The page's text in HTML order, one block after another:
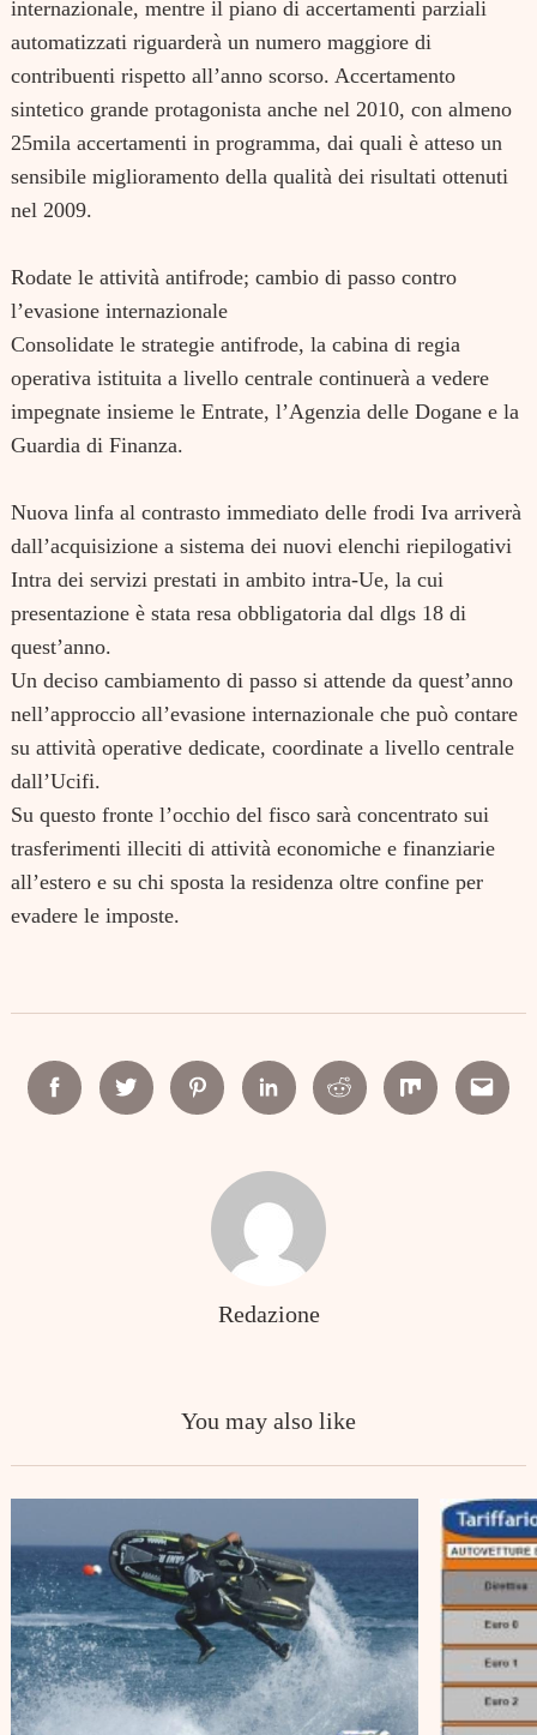
internazionale, mentre il piano di accertamenti parziali
automatizzati riguarderà un numero maggiore di
contribuenti rispetto all’anno scorso. Accertamento
sintetico grande protagonista anche nel 2010, con almeno
25mila accertamenti in programma, dai quali è atteso un
sensibile miglioramento della qualità dei risultati ottenuti
nel 2009.
Rodate le attività antifrode; cambio di passo contro
l’evasione internazionale
Consolidate le strategie antifrode, la cabina di regia
operativa istituita a livello centrale continuerà a vedere
impegnate insieme le Entrate, l’Agenzia delle Dogane e la
Guardia di Finanza.
Nuova linfa al contrasto immediato delle frodi Iva arriverà
dall’acquisizione a sistema dei nuovi elenchi riepilogativi
Intra dei servizi prestati in ambito intra-Ue, la cui
presentazione è stata resa obbligatoria dal dlgs 18 di
quest’anno.
Un deciso cambiamento di passo si attende da quest’anno
nell’approccio all’evasione internazionale che può contare
su attività operative dedicate, coordinate a livello centrale
dall’Ucifi.
Su questo fronte l’occhio del fisco sarà concentrato sui
trasferimenti illeciti di attività economiche e finanziarie
all’estero e su chi sposta la residenza oltre confine per
evadere le imposte.
FacebookTwitter PinterestLinkedinReddit Mix Email
Redazione
You may also like